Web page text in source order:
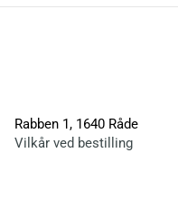
Rabben 1, 1640 Råde
Vilkår ved bestilling